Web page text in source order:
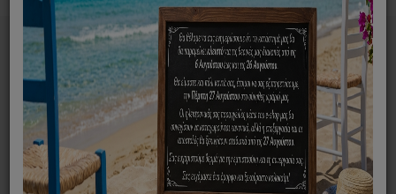
Home Καθαριστικό Για Πλυντήριο Ρούχων
ΦΊΛΤΡΑ Ταξινόμηση ανά:
Εμφάνιση: